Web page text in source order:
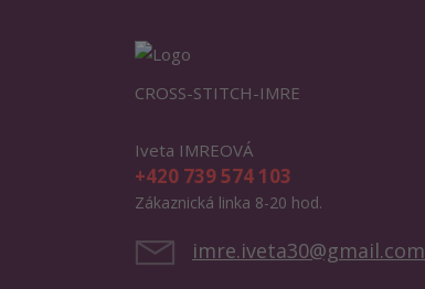
CROSS-STITCH-IMRE
Iveta IMREOVÁ
+420 739 574 103
Zákaznická linka 8-20 hod.
imre.iveta30@gmail.com